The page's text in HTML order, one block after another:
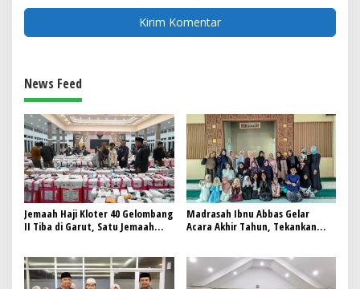
News Feed
Jemaah Haji Kloter 40 Gelombang
II Tiba di Garut, Satu Jemaah
Madrasah Ibnu Abbas Gelar
Acara Akhir Tahun, Tekankan